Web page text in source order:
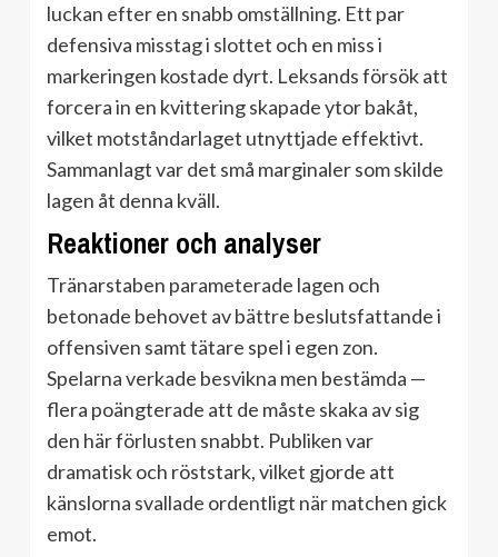
luckan efter en snabb omställning. Ett par
defensiva misstag i slottet och en miss i
markeringen kostade dyrt. Leksands försök att
forcera in en kvittering skapade ytor bakåt,
vilket motståndarlaget utnyttjade effektivt.
Sammanlagt var det små marginaler som skilde
lagen åt denna kväll.
Reaktioner och analyser
Tränarstaben parameterade lagen och
betonade behovet av bättre beslutsfattande i
offensiven samt tätare spel i egen zon.
Spelarna verkade besvikna men bestämda —
flera poängterade att de måste skaka av sig
den här förlusten snabbt. Publiken var
dramatisk och röststark, vilket gjorde att
känslorna svallade ordentligt när matchen gick
emot.